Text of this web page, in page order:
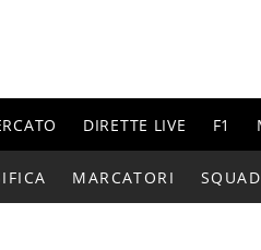
DIRETTE LIVE F1
MARCATORI